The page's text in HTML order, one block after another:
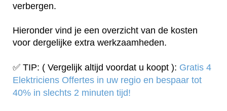
verbergen.
Hieronder vind je een overzicht van de kosten
voor dergelijke extra werkzaamheden.
✅ TIP: ( Vergelijk altijd voordat u koopt ): Gratis 4
Elektriciens Offertes in uw regio en bespaar tot
40% in slechts 2 minuten tijd!